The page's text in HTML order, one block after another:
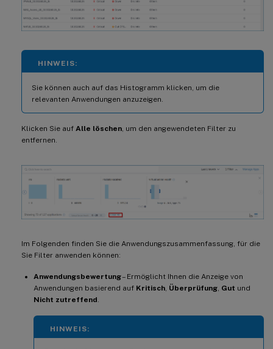
HINWEIS:
Sie können auch auf das Histogramm klicken, um die
relevanten Anwendungen anzuzeigen.
Klicken Sie auf Alle löschen, um den angewendeten Filter zu
entfernen.
Im Folgenden finden Sie die Anwendungszusammenfassung, für die
Sie Filter anwenden können:
Anwendungsbewertung– Ermöglicht Ihnen die Anzeige von
Anwendungen basierend auf Kritisch, Überprüfung, Gut und
Nicht zutreffend.
HINWEIS: